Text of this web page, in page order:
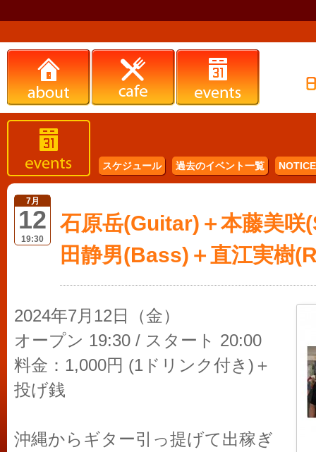
スケジュール 過去のイベント一覧
7月
12
19:30
石原岳(Guitar)＋本藤美咲
田静男(Bass)＋直江実樹
2024年7月12日（金）
オープン 19:30 / スタート 20:00
料金：1,000円 (1ドリンク付き)＋
投げ銭
沖縄からギター引っ提げて出稼ぎ